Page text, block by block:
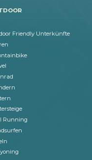
Friendly Unterkünfte
Running